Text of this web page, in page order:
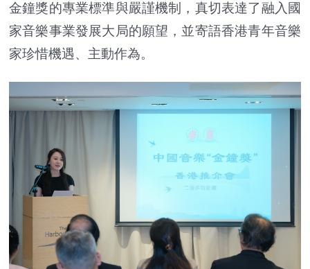
金鐘獎的專業標準與嚴謹機制，真切表達了融入國
家音樂事業發展大局的願望，並寄語香港青年音樂
家珍惜機遇、主動作為。